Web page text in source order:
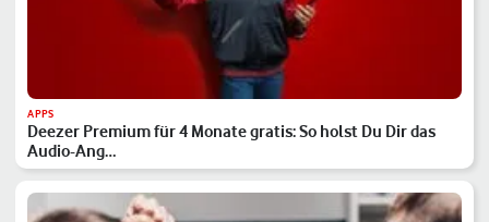
APPS
Deezer Premium für 4 Monate gratis: So holst Du Dir das
Audio-Ang…